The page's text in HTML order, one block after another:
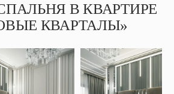
В КВАРТИРЕ
КВАРТАЛЫ»